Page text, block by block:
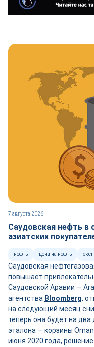
7 августа 2026
Саудовская нефть в
азиатских
нефть цена на нефть
Саудовская
повышает
Саудовской Аравии —
агентства Bloomberg,
на следующий месяц
теперь она будет на
эталона — корзины
июня 2020 года,